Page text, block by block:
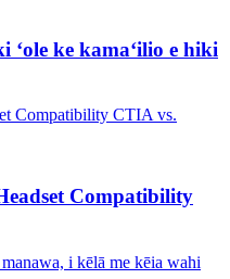
ʻole ke kamaʻilio e hiki
Compatibility